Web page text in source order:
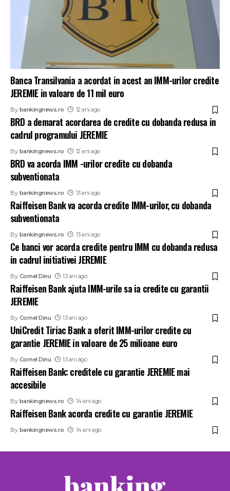
Banca Transilvania a acordat in acest an IMM-urilor credite
JEREMIE in valoare de 11 mil euro
By bankingnews.ro 12 ani ago
BRD a demarat acordarea de credite cu dobanda redusa in
cadrul programului JEREMIE
By bankingnews.ro 12 ani ago
BRD va acorda IMM -urilor credite cu dobanda
subventionata
By bankingnews.ro 13 ani ago
Raiffeisen Bank va acorda credite IMM-urilor, cu dobanda
subventionata
By bankingnews.ro 13 ani ago
Ce banci vor acorda credite pentru IMM cu dobanda redusa
in cadrul initiativei JEREMIE
By Cornel Dinu 13 ani ago
Raiffeisen Bank ajuta IMM-urile sa ia credite cu garantii
JEREMIE
By Cornel Dinu 13 ani ago
UniCredit Tiriac Bank a oferit IMM-urilor credite cu
garantie JEREMIE in valoare de 25 milioane euro
By Cornel Dinu 13 ani ago
Raiffeisen Bank: creditele cu garantie JEREMIE mai
accesibile
By bankingnews.ro 14 ani ago
Raiffeisen Bank acorda credite cu garantie JEREMIE
By bankingnews.ro 14 ani ago